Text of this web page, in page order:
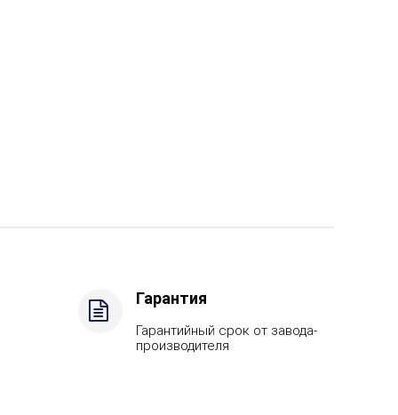
Гарантия
Гарантийный срок от завода-
производителя